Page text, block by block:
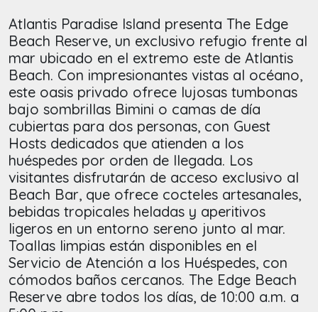
Atlantis Paradise Island presenta The Edge
Beach Reserve, un exclusivo refugio frente al
mar ubicado en el extremo este de Atlantis
Beach. Con impresionantes vistas al océano,
este oasis privado ofrece lujosas tumbonas
bajo sombrillas Bimini o camas de día
cubiertas para dos personas, con Guest
Hosts dedicados que atienden a los
huéspedes por orden de llegada. Los
visitantes disfrutarán de acceso exclusivo al
Beach Bar, que ofrece cocteles artesanales,
bebidas tropicales heladas y aperitivos
ligeros en un entorno sereno junto al mar.
Toallas limpias están disponibles en el
Servicio de Atención a los Huéspedes, con
cómodos baños cercanos. The Edge Beach
Reserve abre todos los días, de 10:00 a.m. a